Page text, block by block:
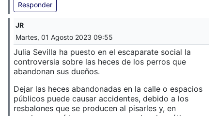
Responder
JR
Martes, 01 Agosto 2023 09:55
Julia Sevilla ha puesto en el escaparate social la
controversia sobre las heces de los perros que
abandonan sus dueños.
Dejar las heces abandonadas en la calle o espacios
públicos puede causar accidentes, debido a los
resbalones que se producen al pisarles y, en